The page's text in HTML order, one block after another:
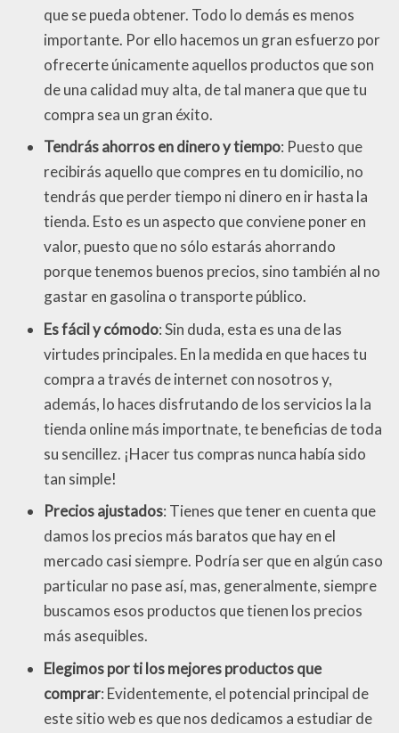
que se pueda obtener. Todo lo demás es menos
importante. Por ello hacemos un gran esfuerzo por
ofrecerte únicamente aquellos productos que son
de una calidad muy alta, de tal manera que que tu
compra sea un gran éxito.
Tendrás ahorros en dinero y tiempo: Puesto que
recibirás aquello que compres en tu domicilio, no
tendrás que perder tiempo ni dinero en ir hasta la
tienda. Esto es un aspecto que conviene poner en
valor, puesto que no sólo estarás ahorrando
porque tenemos buenos precios, sino también al no
gastar en gasolina o transporte público.
Es fácil y cómodo: Sin duda, esta es una de las
virtudes principales. En la medida en que haces tu
compra a través de internet con nosotros y,
además, lo haces disfrutando de los servicios la la
tienda online más importnate, te beneficias de toda
su sencillez. ¡Hacer tus compras nunca había sido
tan simple!
Precios ajustados: Tienes que tener en cuenta que
damos los precios más baratos que hay en el
mercado casi siempre. Podría ser que en algún caso
particular no pase así, mas, generalmente, siempre
buscamos esos productos que tienen los precios
más asequibles.
Elegimos por ti los mejores productos que
comprar: Evidentemente, el potencial principal de
este sitio web es que nos dedicamos a estudiar de